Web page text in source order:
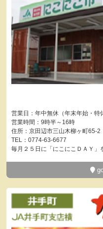
営業日：年中無休（年末年始・特
営業時間：9時半～16時
住所：京田辺市三山木柳ヶ町65-2
TEL：0774-63-6677
毎月２５日に「にこにこＤＡＹ」